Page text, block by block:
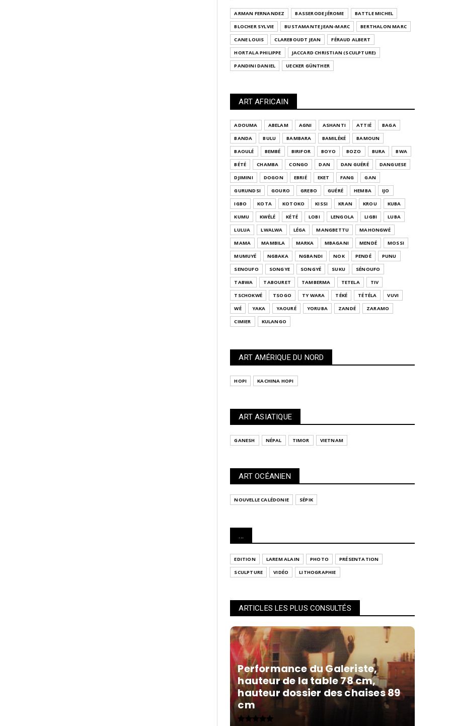
ARMAN FERNANDEZ BASSERODE JÉROME
BATTLE MICHEL
BLOCHER SYLVIE
BUSTAMANTE JEAN-MARC
BERTHALON MARC
CANE LOUIS
CLAREBOUDT JEAN
FÉRAUD ALBERT
HORTALA PHILIPPE
JACCARD CHRISTIAN (SCULPTURE)
PANDINI DANIEL
UECKER GÜNTHER
ART AFRICAIN
ADOUMA ABELAM AGNI ASHANTI ATTIÉ
BAGA
BANDA
BULU BAMBARA BAMILÉKÉ
BAMOUN
BAOULÉ
BEMBÉ BIRIFOR BOYO BOZO BURA
BWA
BÉTÉ
CHAMBA CONGO DAN DAN GUÉRÉ
DANGUESE
DJIMINI
DOGON EBRIÉ EKET FANG
GAN
GURUNDSI
GOURO GREBO GUÉRÉ HEMBA
IJO
IGBO
KOTA KOTOKO KISSI KRAN KROU
KUBA
KUMU
KWÉLÉ KÉTÉ LOBI LENGOLA LIGBI
LUBA
LULUA
LWALWA LÉGA MANGBETTU
MAHONGWÉ
MAMA
MAMBILA MARKA MBAGANI MENDÉ
MOSSI
MUMUYÉ
NGBAKA NGBANDI NOK PENDÉ
PUNU
SENOUFO
SONGYE SONGYÉ SUKU
SÉNOUFO
TABWA
TABOURET TAMBERMA TETELA
TIV
TSCHOKWÉ
TSOGO TY WARA TÉKÉ TÉTÉLA
VUVI
WÉ
YAKA YAOURÉ YORUBA ZANDÉ
ZARAMO
CIMIER
KULANGO
ART AMÉRIQUE DU NORD
HOPI KACHINA HOPI
ART ASIATIQUE
GANESH NÉPAL TIMOR VIETNAM
ART OCÉANIEN
NOUVELLE CALÉDONIE SÉPIK
...
EDITION LAREM ALAIN PHOTO
PRÉSENTATION
SCULPTURE
VIDÉO LITHOGRAPHIE
ARTICLES LES PLUS CONSULTÉS
Performance du Galeriste,
hauteur de la table 78 cm,
hauteur dossier des chaises 89
cm